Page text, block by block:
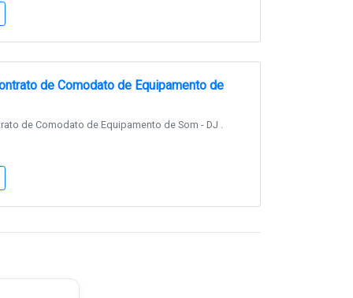
de Comodato de Equipamento de
de Comodato de Equipamento de Som - DJ .